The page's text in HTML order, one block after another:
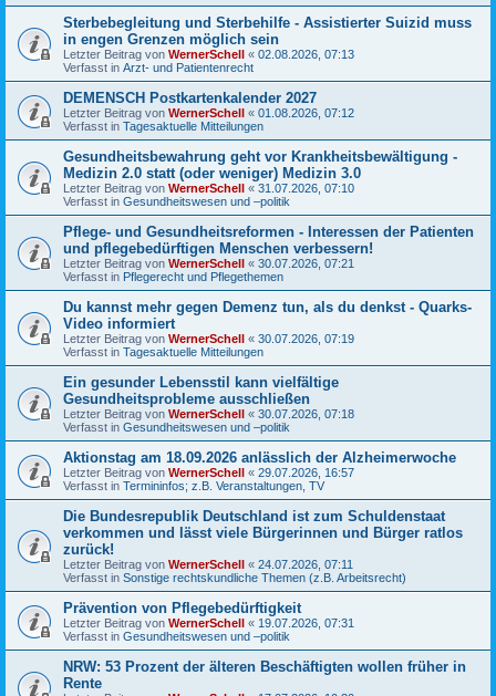
Sterbebegleitung und Sterbehilfe - Assistierter Suizid muss
in engen Grenzen möglich sein
Letzter Beitrag von WernerSchell « 02.08.2026, 07:13
Verfasst in Arzt- und Patientenrecht
DEMENSCH Postkartenkalender 2027
Letzter Beitrag von WernerSchell « 01.08.2026, 07:12
Verfasst in Tagesaktuelle Mitteilungen
Gesundheitsbewahrung geht vor Krankheitsbewältigung -
Medizin 2.0 statt (oder weniger) Medizin 3.0
Letzter Beitrag von WernerSchell « 31.07.2026, 07:10
Verfasst in Gesundheitswesen und –politik
Pflege- und Gesundheitsreformen - Interessen der Patienten
und pflegebedürftigen Menschen verbessern!
Letzter Beitrag von WernerSchell « 30.07.2026, 07:21
Verfasst in Pflegerecht und Pflegethemen
Du kannst mehr gegen Demenz tun, als du denkst - Quarks-
Video informiert
Letzter Beitrag von WernerSchell « 30.07.2026, 07:19
Verfasst in Tagesaktuelle Mitteilungen
Ein gesunder Lebensstil kann vielfältige
Gesundheitsprobleme ausschließen
Letzter Beitrag von WernerSchell « 30.07.2026, 07:18
Verfasst in Gesundheitswesen und –politik
Aktionstag am 18.09.2026 anlässlich der Alzheimerwoche
Letzter Beitrag von WernerSchell « 29.07.2026, 16:57
Verfasst in Termininfos; z.B. Veranstaltungen, TV
Die Bundesrepublik Deutschland ist zum Schuldenstaat
verkommen und lässt viele Bürgerinnen und Bürger ratlos
zurück!
Letzter Beitrag von WernerSchell « 24.07.2026, 07:11
Verfasst in Sonstige rechtskundliche Themen (z.B. Arbeitsrecht)
Prävention von Pflegebedürftigkeit
Letzter Beitrag von WernerSchell « 19.07.2026, 07:31
Verfasst in Gesundheitswesen und –politik
NRW: 53 Prozent der älteren Beschäftigten wollen früher in
Rente